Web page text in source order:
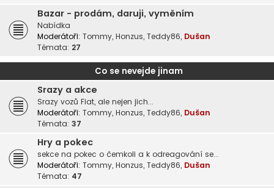
Bazar - prodám, daruji, vyměním
Nabídka
Moderátoři: Tommy, Honzus, Teddy86, Dušan
Témata: 27
Co se nevejde jinam
Srazy a akce
Srazy vozů Fiat, ale nejen jich...
Moderátoři: Tommy, Honzus, Teddy86, Dušan
Témata: 37
Hry a pokec
sekce na pokec o čemkoli a k odreagování se...
Moderátoři: Tommy, Honzus, Teddy86, Dušan
Témata: 47